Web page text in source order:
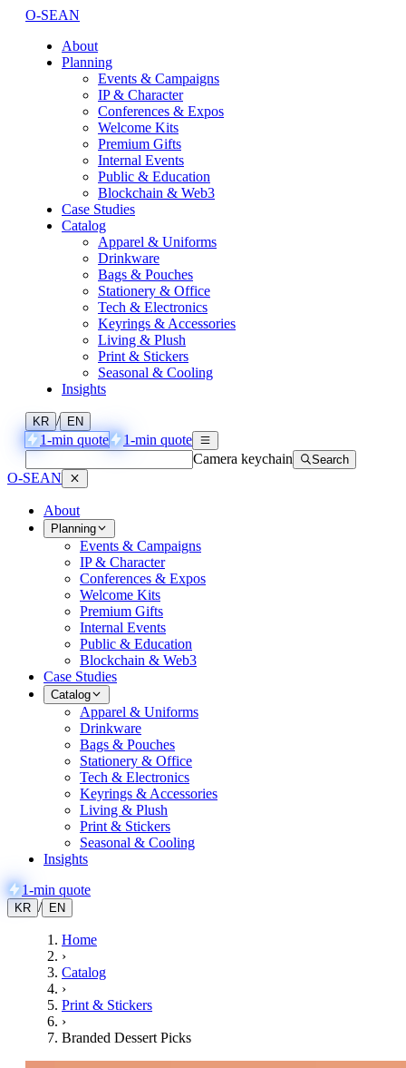
O-SEAN
About
Planning
Events & Campaigns
IP & Character
Conferences & Expos
Welcome Kits
Premium Gifts
Internal Events
Public & Education
Blockchain & Web3
Case Studies
Catalog
Apparel & Uniforms
Drinkware
Bags & Pouches
Stationery & Office
Tech & Electronics
Keyrings & Accessories
Living & Plush
Print & Stickers
Seasonal & Cooling
Insights
KR / EN
1-min quote
1-min quote
Camera keychain
Search
O-SEAN
About
Planning
Events & Campaigns
IP & Character
Conferences & Expos
Welcome Kits
Premium Gifts
Internal Events
Public & Education
Blockchain & Web3
Case Studies
Catalog
Apparel & Uniforms
Drinkware
Bags & Pouches
Stationery & Office
Tech & Electronics
Keyrings & Accessories
Living & Plush
Print & Stickers
Seasonal & Cooling
Insights
1-min quote
KR / EN
Home
›
Catalog
›
Print & Stickers
›
Branded Dessert Picks